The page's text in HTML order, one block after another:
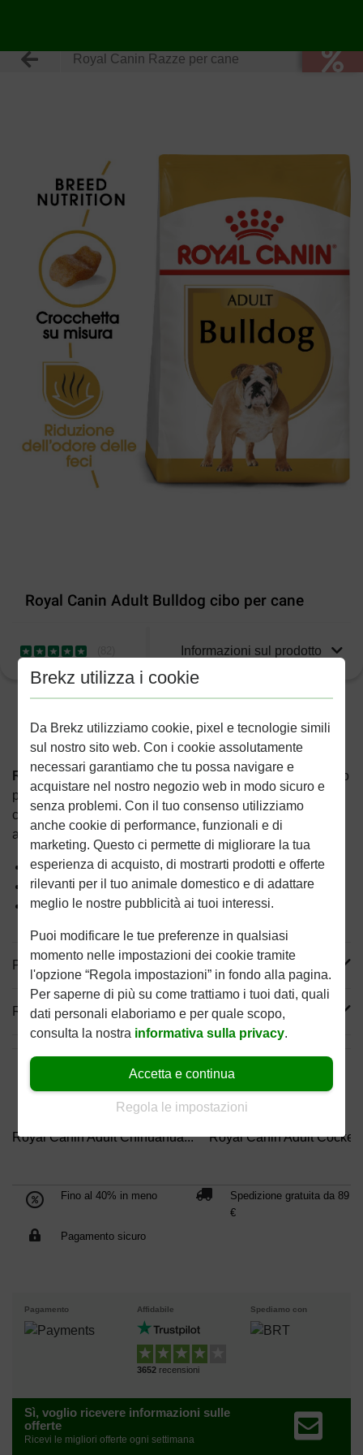
Brekz utilizza i cookie
Da Brekz utilizziamo cookie, pixel e tecnologie simili
sul nostro sito web. Con i cookie assolutamente
necessari garantiamo che tu possa navigare e
acquistare nel nostro negozio web in modo sicuro e
senza problemi. Con il tuo consenso utilizziamo
anche cookie di performance, funzionali e di
marketing. Questo ci permette di migliorare la tua
esperienza di acquisto, di mostrarti prodotti e offerte
rilevanti per il tuo animale domestico e di adattare
meglio le nostre pubblicità ai tuoi interessi.
Puoi modificare le tue preferenze in qualsiasi
momento nelle impostazioni dei cookie tramite
l'opzione “Regola impostazioni” in fondo alla pagina.
Per saperne di più su come trattiamo i tuoi dati, quali
dati personali elaboriamo e per quale scopo,
consulta la nostra informativa sulla privacy.
Accetta e continua
Regola le impostazioni
Royal Canin Razze per cane
Royal Canin Adult Bulldog cibo per cane
Informazioni sul prodotto
Royal Canin Adult Bulldogè un alimento secco completo
per i cani adulti di razza bulldog. La forma e la
composizione di queste crocchette sono perfettamente
adattate alle caratteristiche di questa razza.
Favorisce la salute della pelle
Contribuisce a sostenere ossa ed articolazioni
Apporto calorico moderato
Più informazioni
Reviews
Royal Canin Adult Chihuahua... Royal Canin Adult
Fino al 40% in meno
Spedizione gratuita da 89
€
Pagamento sicuro
Pagamento Affidabile
3652 recensioni
Spediamo con
Sì, voglio ricevere informazioni sulle
offerte
Ricevi le migliori offerte ogni settimana